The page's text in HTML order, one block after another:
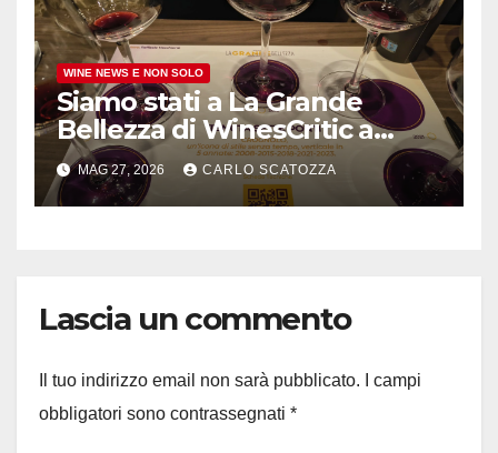
WINE NEWS E NON SOLO
Siamo stati a La Grande
Bellezza di WinesCritic a
Napoli, davvero bello e non
banale
MAG 27, 2026 CARLO SCATOZZA
Lascia un commento
Il tuo indirizzo email non sarà pubblicato.
I campi
obbligatori sono contrassegnati *